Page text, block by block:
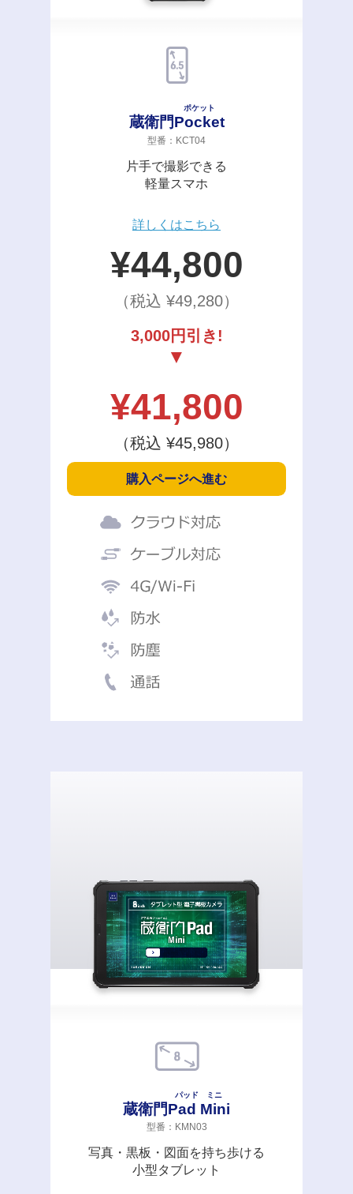
蔵衛門Pocket
ポケット
型番：KCT04
片手で撮影できる
軽量スマホ
詳しくはこちら
¥44,800
（税込 ¥49,280）
3,000円引き!
¥41,800
（税込 ¥45,980）
購入ページへ進む
蔵衛門Pad Mini
パッド ミニ
型番：KMN03
写真・黒板・図面を持ち歩ける
小型タブレット